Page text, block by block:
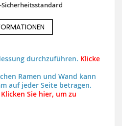
Sicherheitsstandard
durchzuführen. Klicke
Ramen und Wand kann
auf jeder Seite betragen.
Klicken Sie hier, um zu